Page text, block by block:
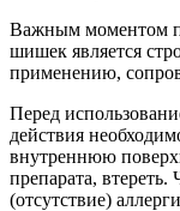
Важным моментом
шишек является
применению,
Перед
действия
внутреннюю
препарата, втереть.
(отсутствие)